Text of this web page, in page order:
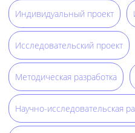
Индивидуальный проект
Исследовательский проект
Методическая разработка
Научно-исследовательская